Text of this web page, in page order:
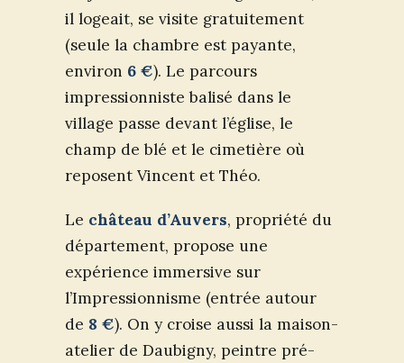
il logeait, se visite gratuitement
(seule la chambre est payante,
environ 6 €). Le parcours
impressionniste balisé dans le
village passe devant l’église, le
champ de blé et le cimetière où
reposent Vincent et Théo.
Le château d’Auvers, propriété du
département, propose une
expérience immersive sur
l’Impressionnisme (entrée autour
de 8 €). On y croise aussi la maison-
atelier de Daubigny, peintre pré-